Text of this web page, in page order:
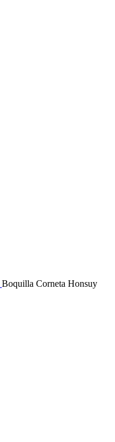
Boquilla Corneta Honsuy